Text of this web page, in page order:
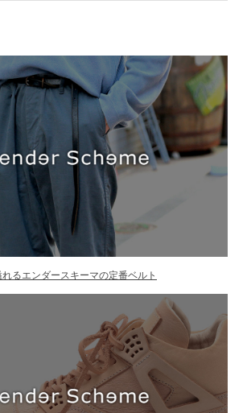
るエンダースキーマの定番ベルト